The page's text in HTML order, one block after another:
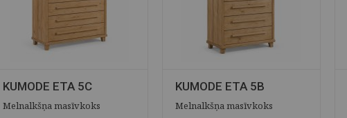
KUMODE ETA 5C
Melnalkšņa masīvkoks
KUMODE ETA 5B
Melnalkšņa masīvkoks